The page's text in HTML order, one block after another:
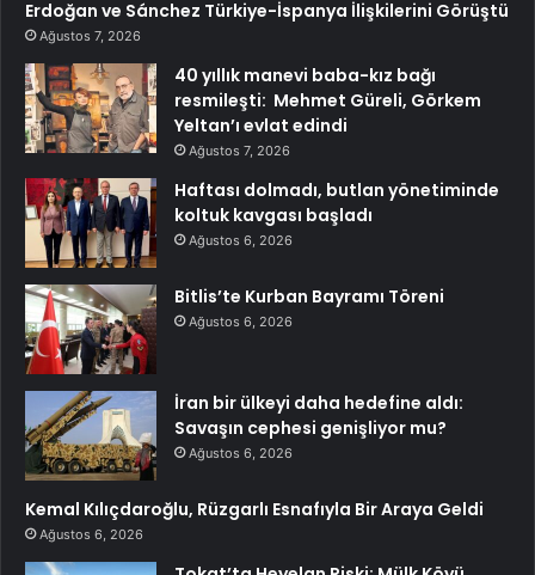
Erdoğan ve Sánchez Türkiye-İspanya İlişkilerini Görüştü
Ağustos 7, 2026
40 yıllık manevi baba-kız bağı
resmileşti: Mehmet Güreli, Görkem
Yeltan’ı evlat edindi
Ağustos 7, 2026
Haftası dolmadı, butlan yönetiminde
koltuk kavgası başladı
Ağustos 6, 2026
Bitlis’te Kurban Bayramı Töreni
Ağustos 6, 2026
İran bir ülkeyi daha hedefine aldı:
Savaşın cephesi genişliyor mu?
Ağustos 6, 2026
Kemal Kılıçdaroğlu, Rüzgarlı Esnafıyla Bir Araya Geldi
Ağustos 6, 2026